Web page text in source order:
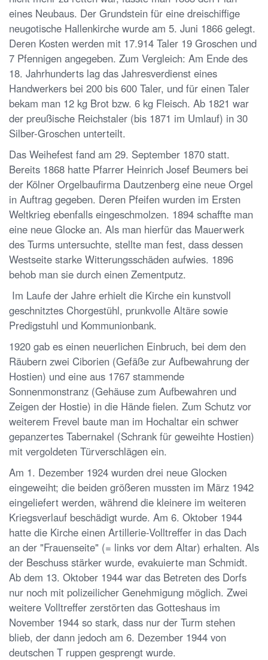
eines Neubaus. Der Grundstein für eine dreischiffige
neugotische Hallenkirche wurde am 5. Juni 1866 gelegt.
Deren Kosten werden mit 17.914 Taler 19 Groschen und
7 Pfennigen angegeben. Zum Vergleich: Am Ende des
18. Jahrhunderts lag das Jahresverdienst eines
Handwerkers bei 200 bis 600 Taler, und für einen Taler
bekam man 12 kg Brot bzw. 6 kg Fleisch. Ab 1821 war
der preußische Reichstaler (bis 1871 im Umlauf) in 30
Silber-Groschen unterteilt.
Das Weihefest fand am 29. September 1870 statt.
Bereits 1868 hatte Pfarrer Heinrich Josef Beumers bei
der Kölner Orgelbaufirma Dautzenberg eine neue Orgel
in Auftrag gegeben. Deren Pfeifen wurden im Ersten
Weltkrieg ebenfalls eingeschmolzen. 1894 schaffte man
eine neue Glocke an. Als man hierfür das Mauerwerk
des Turms untersuchte, stellte man fest, dass dessen
Westseite starke Witterungsschäden aufwies. 1896
behob man sie durch einen Zementputz.
Im Laufe der Jahre erhielt die Kirche ein kunstvoll
geschnitztes Chorgestühl, prunkvolle Altäre sowie
Predigstuhl und Kommunionbank.
1920 gab es einen neuerlichen Einbruch, bei dem den
Räubern zwei Ciborien (Gefäße zur Aufbewahrung der
Hostien) und eine aus 1767 stammende
Sonnenmonstranz (Gehäuse zum Aufbewahren und
Zeigen der Hostie) in die Hände fielen. Zum Schutz vor
weiterem Frevel baute man im Hochaltar ein schwer
gepanzertes Tabernakel (Schrank für geweihte Hostien)
mit vergoldeten Türverschlägen ein.
Am 1. Dezember 1924 wurden drei neue Glocken
eingeweiht; die beiden größeren mussten im März 1942
eingeliefert werden, während die kleinere im weiteren
Kriegsverlauf beschädigt wurde. Am 6. Oktober 1944
hatte die Kirche einen Artillerie-Volltreffer in das Dach
an der "Frauenseite" (= links vor dem Altar) erhalten. Als
der Beschuss stärker wurde, evakuierte man Schmidt.
Ab dem 13. Oktober 1944 war das Betreten des Dorfs
nur noch mit polizeilicher Genehmigung möglich. Zwei
weitere Volltreffer zerstörten das Gotteshaus im
November 1944 so stark, dass nur der Turm stehen
blieb, der dann jedoch am 6. Dezember 1944 von
deutschen T ruppen gesprengt wurde.